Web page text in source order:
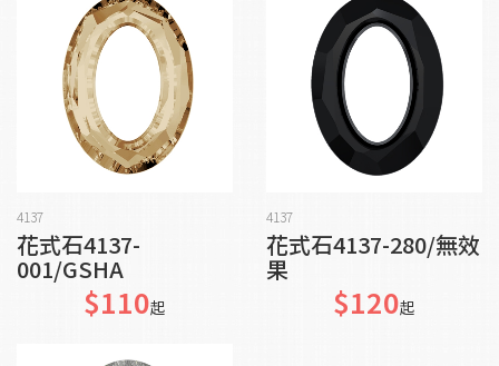
4137
花式石4137-
001/GSHA
$110起
4137
花式石4137-280/無效
果
$120起